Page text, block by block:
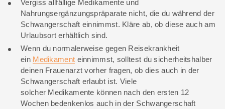
Vergiss allfällige Medikamente und
Nahrungsergänzungspräparate nicht, die du während der
Schwangerschaft einnimmst. Kläre ab, ob diese auch am
Urlaubsort erhältlich sind.
Wenn du normalerweise gegen Reisekrankheit
ein Medikament einnimmst, solltest du sicherheitshalber
deinen Frauenarzt vorher fragen, ob dies auch in der
Schwangerschaft erlaubt ist. Viele
solcher Medikamente können nach den ersten 12
Wochen bedenkenlos auch in der Schwangerschaft